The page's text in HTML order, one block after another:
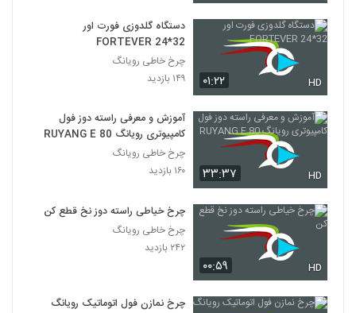
۰۱:۲۲ HD
دستگاه گلدوزی فورت اور
FORTEVER 24*32
چرخ خاطی رویانگ
۱۴۹ بازدید
۳۳:۳۷ HD
آموزش و معرفی راسته دوز فول
کامپیوتری رویانگ RUYANG E 80
چرخ خاطی رویانگ
۱۶۰ بازدید
۰۰:۵۹ HD
چرخ خیاطی راسته دوز نخ قطع کن
چرخ خاطی رویانگ
۲۴۲ بازدید
چرخ نمازن فول اتوماتیک رویانگ